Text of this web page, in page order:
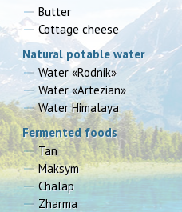
Butter
Cottage cheese
Natural potable water
Water «Rodnik»
Water «Artezian»
Water Himalaya
Fermented foods
Tan
Maksym
Chalap
Zharma